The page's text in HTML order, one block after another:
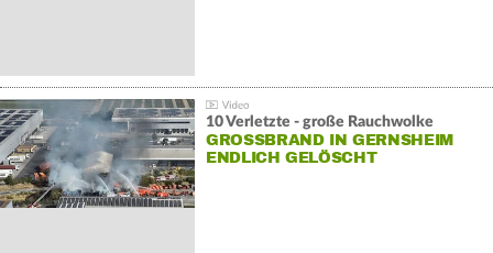
10 Verletzte - große Rauchwolke
GROSSBRAND IN GERNSHEIM E
NDLICH GELÖSCHT